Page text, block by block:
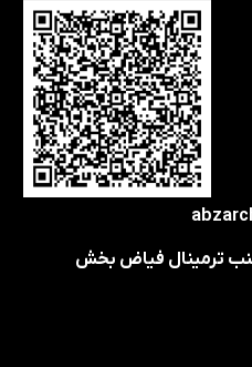
ترمینال فیاض بخش